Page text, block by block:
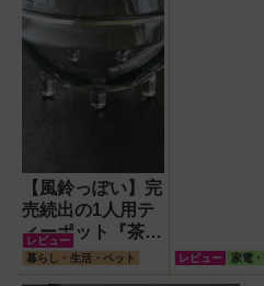
【風鈴っぽい】完
売続出の1人用テ
ィーポット『茶鈴
（ティーリン）』
を使ってみた！川
レビュー
暮らし・生活・ペット
レビュー 家電